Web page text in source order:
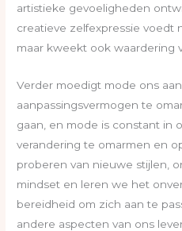
artistieke gevoeligheden
creatieve zelfexpressie voedt
maar kweekt ook waardering
Verder moedigt mode ons
aanpassingsvermogen te
gaan, en mode is constant in
verandering te omarmen en
proberen van nieuwe stijlen,
mindset en leren we het
bereidheid om zich aan te
andere aspecten van ons